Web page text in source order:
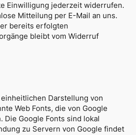
Einwilligung jederzeit widerrufen.
Mitteilung per E-Mail an uns.
bereits erfolgten
bleibt vom Widerruf
Darstellung von
Web Fonts, die von Google
Google Fonts sind lokal
zu Servern von Google findet